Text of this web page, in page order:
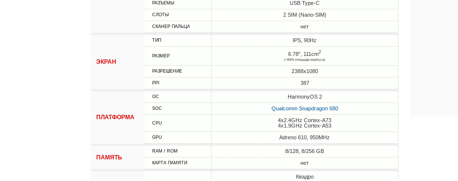
РАЗЪЕМЫ USB Type-C
СЛОТЫ 2 SIM (Nano-SIM)
СКАНЕР ПАЛЬЦА нет
ЭКРАН
ТИП IPS, 90Hz
РАЗМЕР 6.78", 111cm2
(~89% площади корпуса)
РАЗРЕШЕНИЕ 2388x1080
PPI 387
ПЛАТФОРМА
ОС HarmonyOS 2
SOC Qualcomm Snapdragon 680
CPU
4x2.4GHz Cortex-A73
4x1.9GHz Cortex-A53
GPU Adreno 610, 950MHz
ПАМЯТЬ
RAM / ROM 8/128, 8/256 GB
КАРТА ПАМЯТИ нет
Квадро